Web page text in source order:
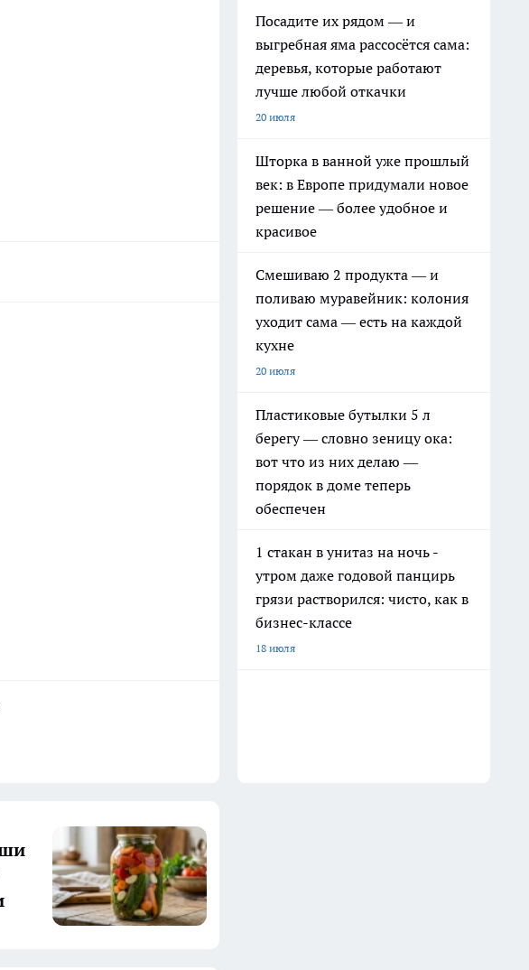
Посадите их рядом — и
выгребная яма рассосётся сама:
деревья, которые работают
лучше любой откачки
20 июля
Шторка в ванной уже прошлый
век: в Европе придумали новое
решение — более удобное и
красивое
Смешиваю 2 продукта — и
поливаю муравейник: колония
уходит сама — есть на каждой
кухне
20 июля
Пластиковые бутылки 5 л
берегу — словно зеницу ока:
вот что из них делаю —
порядок в доме теперь
обеспечен
1 стакан в унитаз на ночь -
утром даже годовой панцирь
грязи растворился: чисто, как в
бизнес-классе
18 июля